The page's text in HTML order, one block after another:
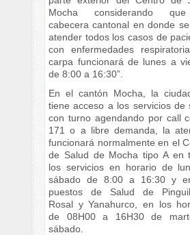
Mocha considerando
cabecera cantonal en donde
atender todos los casos de
con enfermedades
carpa funcionará de lunes a
de 8:00 a 16:30”.
En el cantón Mocha, la
tiene acceso a los servicios de
con turno agendando por call
171 o a libre demanda, la
funcionará normalmente en el
de Salud de Mocha tipo A en
los servicios en horario de
sábado de 8:00 a 16:30 y
puestos de Salud de
Rosal y Yanahurco, en los
de 08H00 a 16H30 de
sábado.